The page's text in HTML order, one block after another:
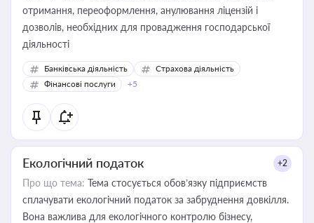
отримання, переоформлення, анулювання ліцензій і
дозволів, необхідних для провадження господарської
діяльності
Банківська діяльність
Страхова діяльність
Фінансові послуги
+5
Екологічний податок +2
Про що тема: Тема стосується обов’язку підприємств
сплачувати екологічний податок за забруднення довкілля.
Вона важлива для екологічного контролю бізнесу,